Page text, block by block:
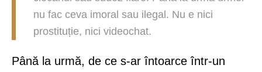
nu fac ceva imoral sau ilegal. Nu e nici
prostituție, nici videochat.
Până la urmă, de ce s-ar întoarce într-un